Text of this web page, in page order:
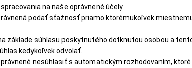
na naše oprávnené účely.
podať sťažnosť priamo ktorémukoľvek
základe súhlasu poskytnutého dotknutou osobou a
kedykoľvek odvolať.
nesúhlasiť s automatickým rozhodovaním, ktoré